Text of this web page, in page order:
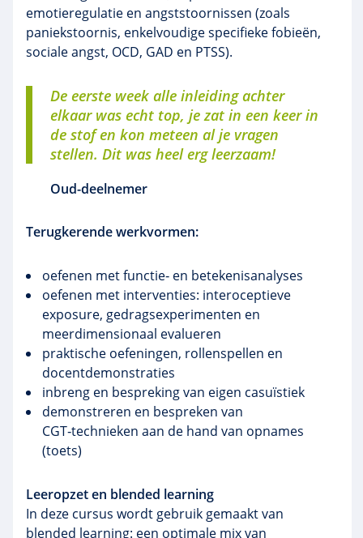
emotieregulatie en angststoornissen (zoals
paniekstoornis, enkelvoudige specifieke fobieën,
sociale angst, OCD, GAD en PTSS).
De eerste week alle inleiding achter
elkaar was echt top, je zat in een keer in
de stof en kon meteen al je vragen
stellen. Dit was heel erg leerzaam!
Oud-deelnemer
Terugkerende werkvormen:
oefenen met functie‑ en betekenisanalyses
oefenen met interventies: interoceptieve
exposure, gedragsexperimenten en
meerdimensionaal evalueren
praktische oefeningen, rollenspellen en
docentdemonstraties
inbreng en bespreking van eigen casuïstiek
demonstreren en bespreken van
CGT‑technieken aan de hand van opnames
(toets)
Leeropzet en blended learning
In deze cursus wordt gebruik gemaakt van
blended learning: een optimale mix van